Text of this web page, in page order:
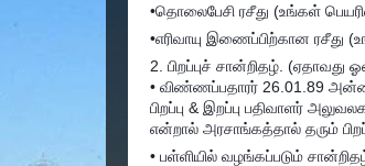
•தொலைபேசி ரசீது (உங்கள்
•எரிவாயு இணைப்பிற்கான ரசீது
2. பிறப்புச் சான்றிதழ். (ஏதாவது
• விண்ணப்பதாரர் 26.01.89
பிறப்பு & இறப்பு பதிவாளர்
என்றால் அரசாங்கத்தால் தரும்
• பள்ளியில் வழங்கப்படும்